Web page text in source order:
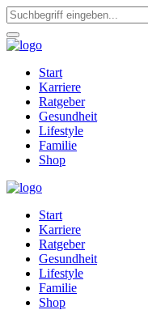
Start
Karriere
Ratgeber
Gesundheit
Lifestyle
Familie
Shop
Start
Karriere
Ratgeber
Gesundheit
Lifestyle
Familie
Shop